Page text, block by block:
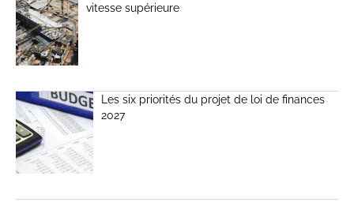
vitesse supérieure
Les six priorités du projet de loi de finances
2027